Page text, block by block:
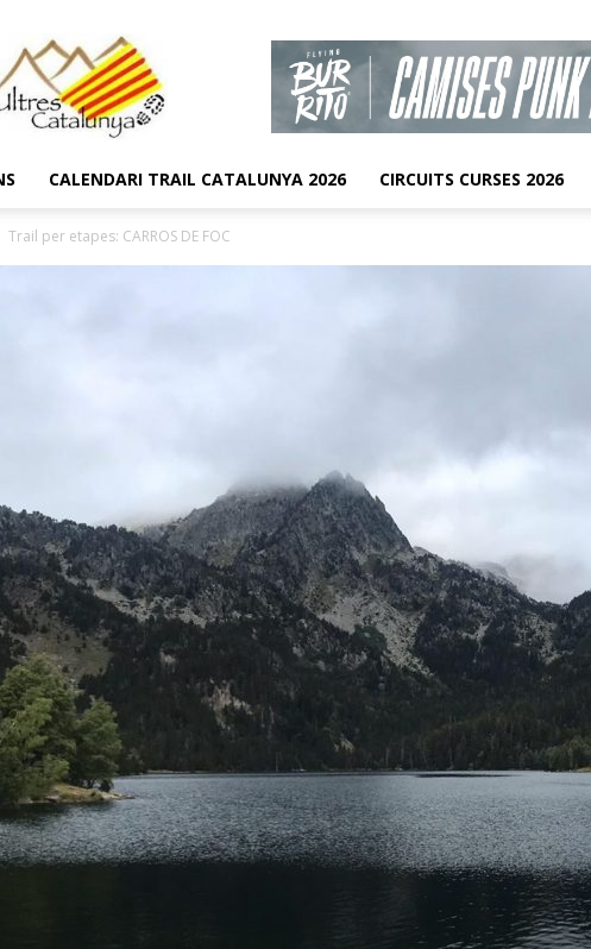
CALENDARI TRAIL CATALUNYA 2026 CIRCUITS CURSES 2026
Trail per etapes: CARROS DE FOC